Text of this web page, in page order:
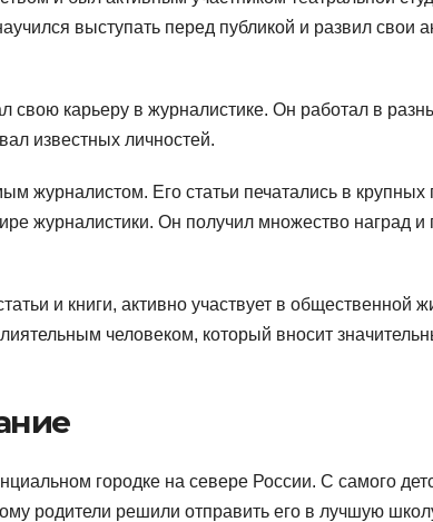
выступать перед публикой и развил свои
свою карьеру в журналистике. Он работал в
известных личностей.
журналистом. Его статьи печатались в крупных
журналистики. Он получил множество наград и
и книги, активно участвует в общественной
человеком, который вносит
городке на севере России. С самого
родители решили отправить его в лучшую